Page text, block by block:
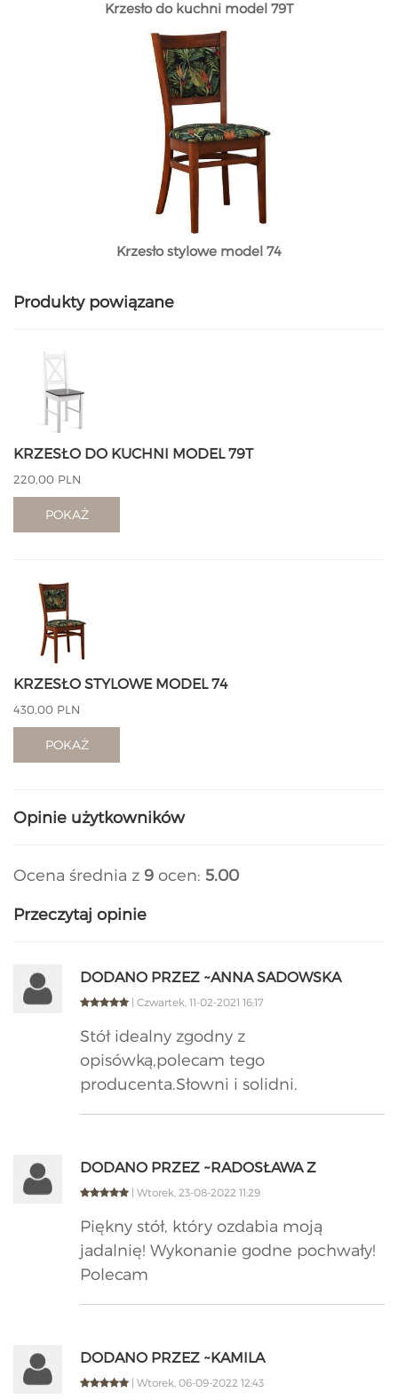
Krzesło do kuchni model 79T
Krzesło stylowe model 74
Produkty powiązane
KRZESŁO DO KUCHNI MODEL 79T
220,00 PLN
POKAŻ
KRZESŁO STYLOWE MODEL 74
430,00 PLN
POKAŻ
Opinie użytkowników
Ocena średnia z 9 ocen: 5.00
Przeczytaj opinie
DODANO PRZEZ ~ANNA SADOWSKA
| Czwartek, 11-02-2021 16:17
Stół idealny zgodny z
opisówką,polecam tego
producenta.Słowni i solidni.
DODANO PRZEZ ~RADOSŁAWA Z
| Wtorek, 23-08-2022 11:29
Piękny stół, który ozdabia moją
jadalnię! Wykonanie godne pochwały!
Polecam
DODANO PRZEZ ~KAMILA
| Wtorek, 06-09-2022 12:43